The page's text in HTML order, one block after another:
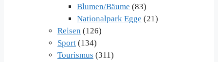
Blumen/Bäume (83)
Nationalpark Egge (21)
Reisen (126)
Sport (134)
Tourismus (311)